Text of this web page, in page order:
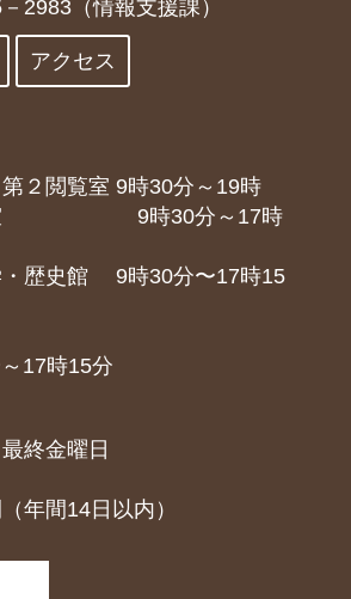
（情報支援課）
アクセス
２閲覧室 9時30分～19時
室 9時30分～17時
歴史館 9時30分〜17時15
17時15分
終金曜日
年間14日以内）